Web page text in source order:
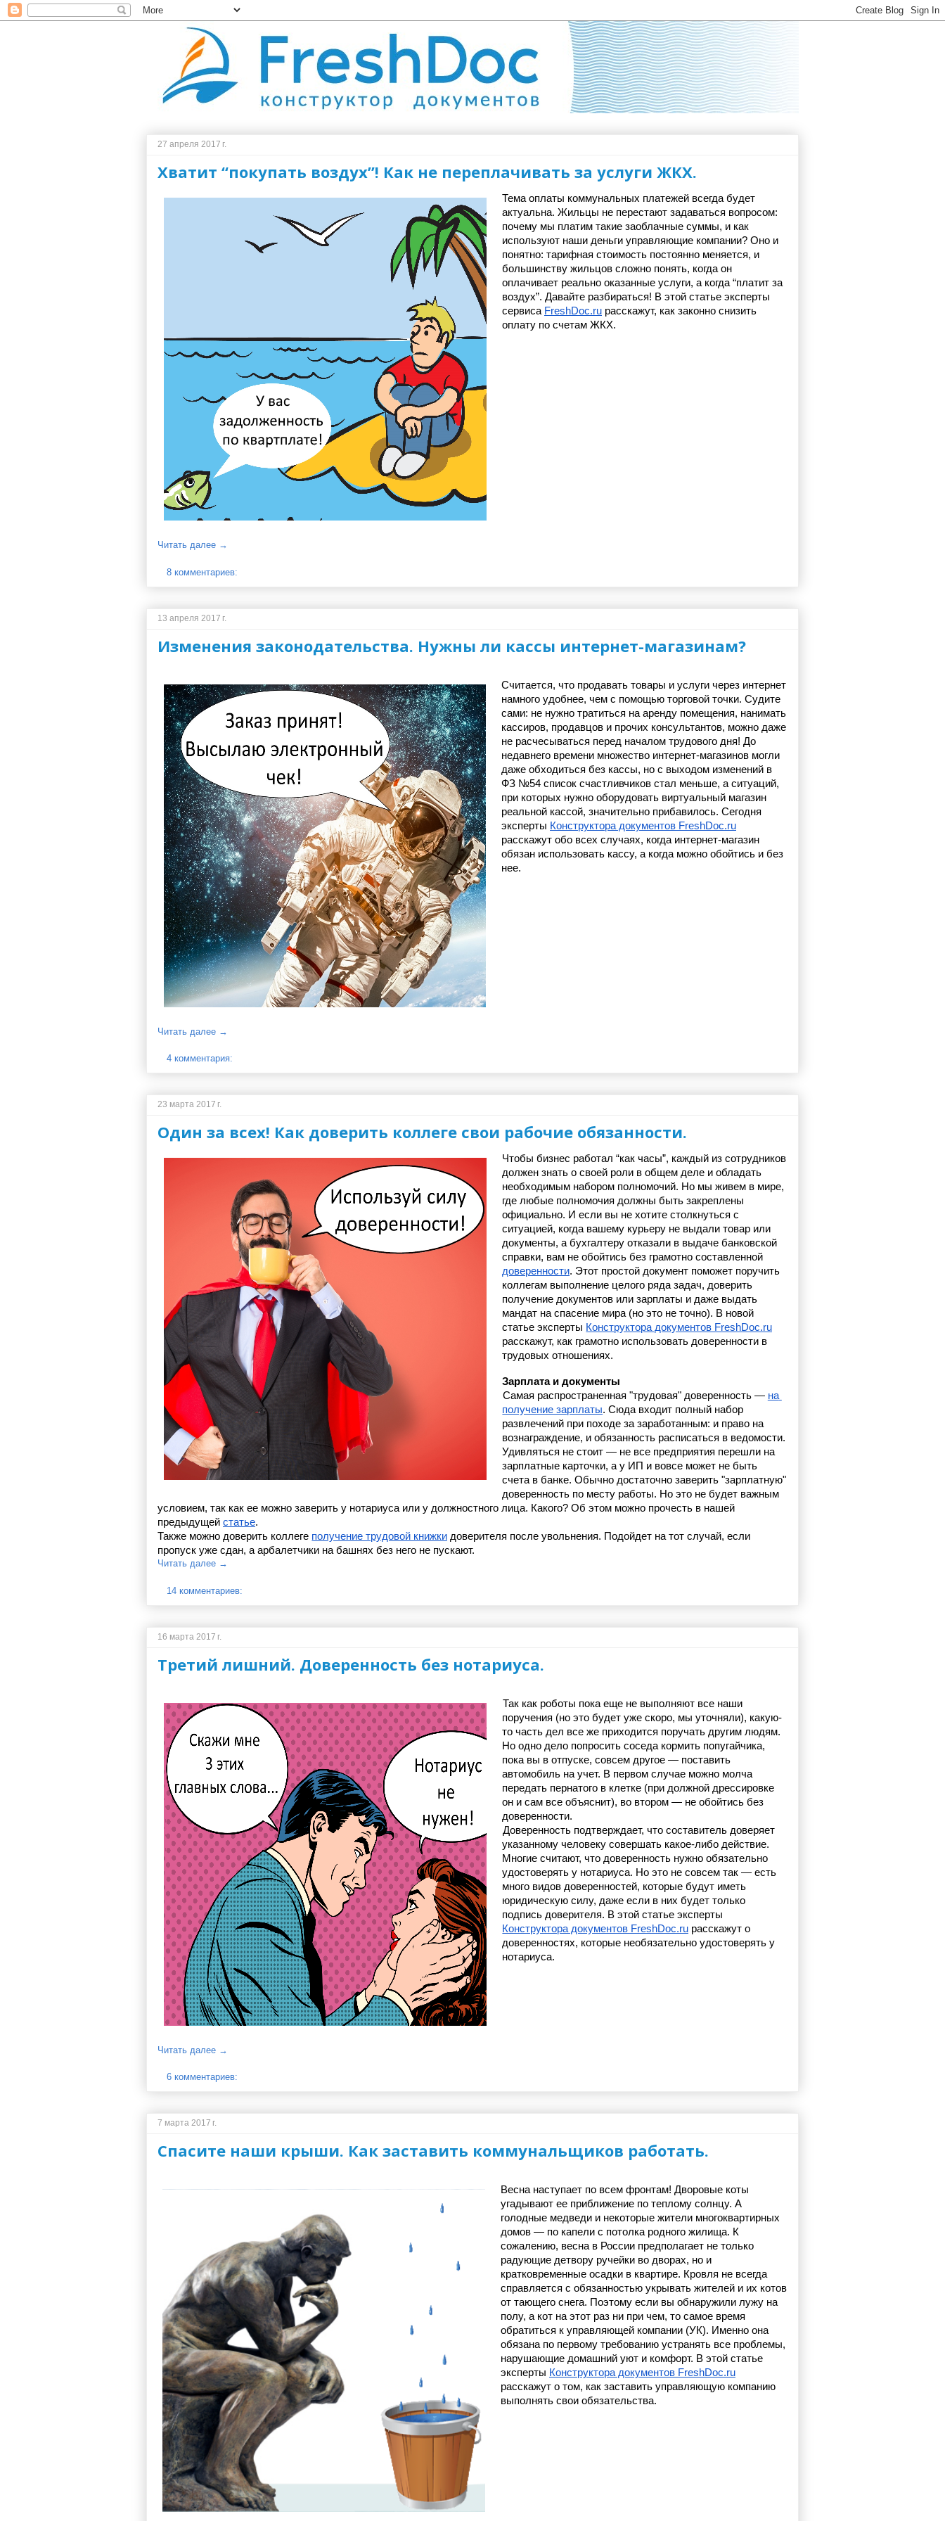
27 апреля 2017 г.
Хватит “покупать воздух”! Как не переплачивать за услуги ЖКХ.
Тема оплаты коммунальных платежей всегда будет
актуальна. Жильцы не перестают задаваться вопросом:
почему мы платим такие заоблачные суммы, и как
используют наши деньги управляющие компании? Оно и
понятно: тарифная стоимость постоянно меняется, и
большинству жильцов сложно понять, когда он
оплачивает реально оказанные услуги, а когда “платит за
воздух”. Давайте разбираться! В этой статье эксперты
сервиса FreshDoc.ru расскажут, как законно снизить
оплату по счетам ЖКХ.
Читать далее →
8 комментариев:
13 апреля 2017 г.
Изменения законодательства. Нужны ли кассы интернет-магазинам?
Считается, что продавать товары и услуги через интернет
намного удобнее, чем с помощью торговой точки. Судите
сами: не нужно тратиться на аренду помещения, нанимать
кассиров, продавцов и прочих консультантов, можно даже
не расчесываться перед началом трудового дня! До
недавнего времени множество интернет-магазинов могли
даже обходиться без кассы, но с выходом изменений в
ФЗ №54 список счастливчиков стал меньше, а ситуаций,
при которых нужно оборудовать виртуальный магазин
реальной кассой, значительно прибавилось. Сегодня
эксперты Конструктора документов FreshDoc.ru
расскажут обо всех случаях, когда интернет-магазин
обязан использовать кассу, а когда можно обойтись и без
нее.
Читать далее →
4 комментария:
23 марта 2017 г.
Один за всех! Как доверить коллеге свои рабочие обязанности.
Чтобы бизнес работал “как часы”, каждый из сотрудников
должен знать о своей роли в общем деле и обладать
необходимым набором полномочий. Но мы живем в мире,
где любые полномочия должны быть закреплены
официально. И если вы не хотите столкнуться с
ситуацией, когда вашему курьеру не выдали товар или
документы, а бухгалтеру отказали в выдаче банковской
доверенности. Этот простой документ поможет поручить
коллегам выполнение целого ряда задач, доверить
получение документов или зарплаты и даже выдать
мандат на спасение мира (но это не точно). В новой
статье эксперты Конструктора документов FreshDoc.ru
расскажут, как грамотно использовать доверенности в
трудовых отношениях.
Зарплата и документы
Самая распространенная "трудовая" доверенность — на
получение зарплаты. Сюда входит полный набор
развлечений при походе за заработанным: и право на
вознаграждение, и обязанность расписаться в ведомости.
Удивляться не стоит — не все предприятия перешли на
зарплатные карточки, а у ИП и вовсе может не быть
счета в банке. Обычно достаточно заверить "зарплатную"
доверенность по месту работы. Но это не будет важным
условием, так как ее можно заверить у нотариуса или у должностного лица. Какого? Об этом можно прочесть в нашей
предыдущей статье.
Также можно доверить коллеге получение трудовой книжки доверителя после увольнения. Подойдет на тот случай, если
пропуск уже сдан, а арбалетчики на башнях без него не пускают.
Читать далее →
14 комментариев:
16 марта 2017 г.
Третий лишний. Доверенность без нотариуса.
Так как роботы пока еще не выполняют все наши
поручения (но это будет уже скоро, мы уточняли), какую-
то часть дел все же приходится поручать другим людям.
Но одно дело попросить соседа кормить попугайчика,
пока вы в отпуске, совсем другое — поставить
автомобиль на учет. В первом случае можно молча
передать пернатого в клетке (при должной дрессировке
он и сам все объяснит), во втором — не обойтись без
доверенности.
Доверенность подтверждает, что составитель доверяет
указанному человеку совершать какое-либо действие.
Многие считают, что доверенность нужно обязательно
удостоверять у нотариуса. Но это не совсем так — есть
много видов доверенностей, которые будут иметь
юридическую силу, даже если в них будет только
Конструктора документов FreshDoc.ru расскажут о
доверенностях, которые необязательно удостоверять у
нотариуса.
Читать далее →
6 комментариев:
7 марта 2017 г.
Спасите наши крыши. Как заставить коммунальщиков работать.
Весна наступает по всем фронтам! Дворовые коты
угадывают ее приближение по теплому солнцу. А
голодные медведи и некоторые жители многоквартирных
домов — по капели с потолка родного жилища. К
сожалению, весна в России предполагает не только
радующие детвору ручейки во дворах, но и
кратковременные осадки в квартире. Кровля не всегда
справляется с обязанностью укрывать жителей и их котов
от тающего снега. Поэтому если вы обнаружили лужу на
полу, а кот на этот раз ни при чем, то самое время
обратиться к управляющей компании (УК). Именно она
обязана по первому требованию устранять все проблемы,
нарушающие домашний уют и комфорт. В этой статье
эксперты Конструктора документов FreshDoc.ru
расскажут о том, как заставить управляющую компанию
выполнять свои обязательства.